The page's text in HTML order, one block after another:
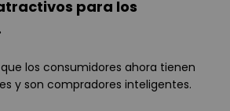
para los
los consumidores ahora tienen
y son compradores inteligentes.